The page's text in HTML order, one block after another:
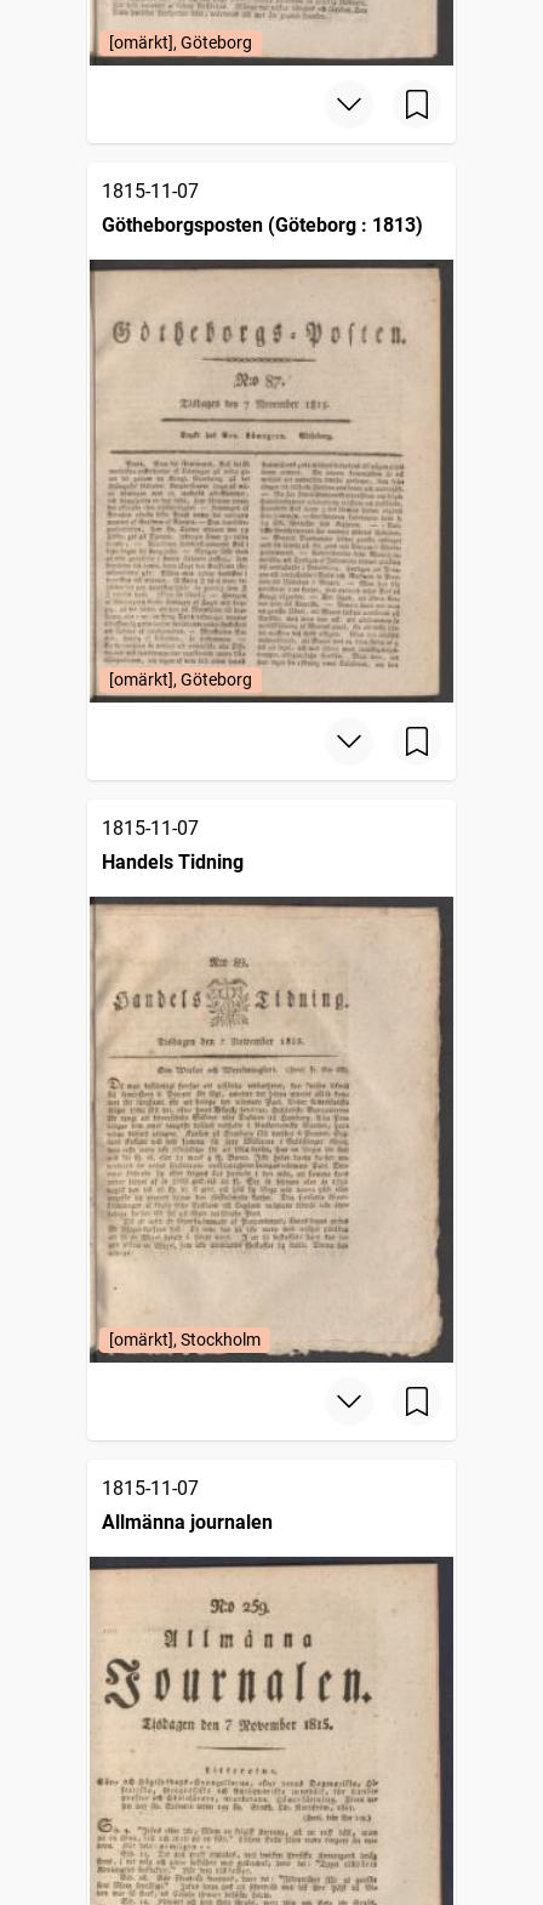
[omärkt], Göteborg
1815-11-07
Götheborgsposten (Göteborg : 1813)
[omärkt], Göteborg
1815-11-07
Handels Tidning
[omärkt], Stockholm
1815-11-07
Allmänna journalen